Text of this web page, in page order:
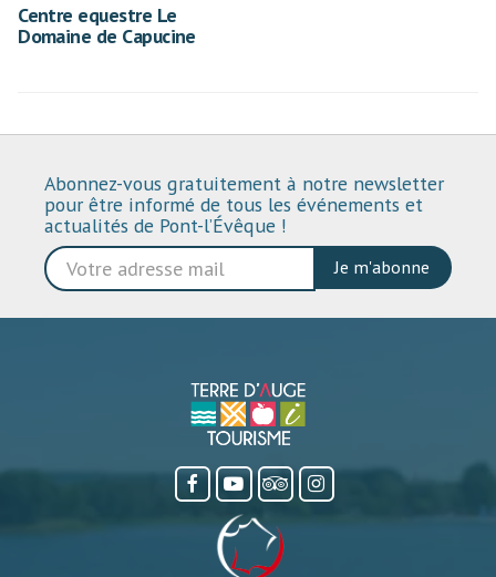
Centre equestre Le
Domaine de Capucine
Abonnez-vous gratuitement à notre newsletter
pour être informé de tous les événements et
actualités de Pont-l’Évêque !
Je m'abonne